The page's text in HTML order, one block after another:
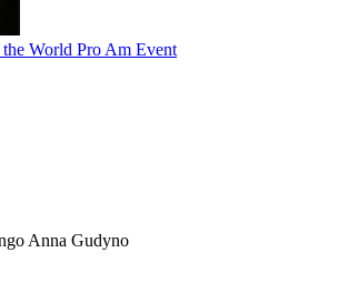
World Pro Am Event
Anna Gudyno